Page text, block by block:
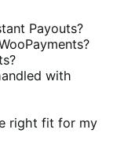
Payouts?
with
right fit for my